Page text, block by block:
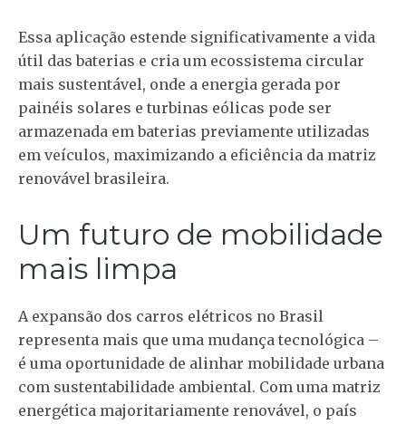
Essa aplicação estende significativamente a vida
útil das baterias e cria um ecossistema circular
mais sustentável, onde a energia gerada por
painéis solares e turbinas eólicas pode ser
armazenada em baterias previamente utilizadas
em veículos, maximizando a eficiência da matriz
renovável brasileira.
Um futuro de mobilidade
mais limpa
A expansão dos carros elétricos no Brasil
representa mais que uma mudança tecnológica –
é uma oportunidade de alinhar mobilidade urbana
com sustentabilidade ambiental. Com uma matriz
energética majoritariamente renovável, o país